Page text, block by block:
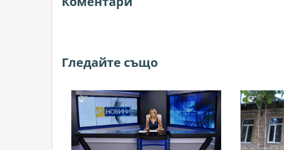
Гледайте също